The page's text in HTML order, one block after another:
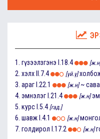
1. гүзээлзгэнэ I.18.4
2. хэлх II.7.4 [үй.ү]
3. араг I.22.1 [ж.н] ~
4. эмнэлэг I.21.4 [ж.н]
5. курс I.5.4 [гад.]
6. шавж I.4.1 [ж.н]
7. голдирол I.17.2 [ж.н]